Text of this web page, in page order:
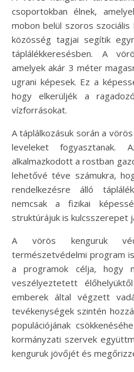
csoportokban élnek,
mobon belül szoros szociális
közösség tagjai segítik
táplálékkeresésben. A
amelyek akár 3 méter
ugrani képesek. Ez a
hogy elkerüljék a
vízforrásokat.
A táplálkozásuk során a
leveleket fogyasztanak.
alkalmazkodott a rostban
lehetővé téve számukra,
rendelkezésre álló
nemcsak a fizikai
struktúrájuk is kulcsszerepet
A vörös kenguruk
természetvédelmi program
a programok célja, hogy
veszélyeztetett
emberek által végzett
tevékenységek szintén
populációjának
kormányzati szervek
kenguruk jövőjét és